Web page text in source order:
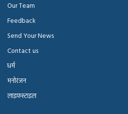
Our Team
Feedback
Send Your News
Contact us
धर्म
मनोरंजन
लाइफस्टाइल